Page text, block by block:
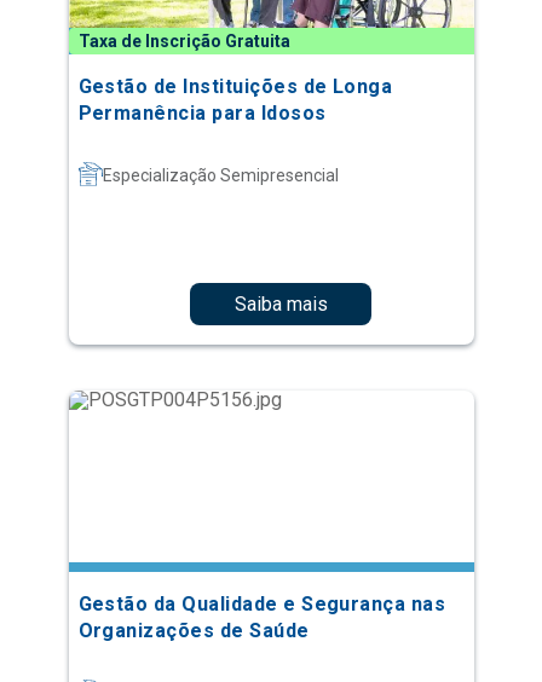
Taxa de Inscrição Gratuita
Gestão de Instituições de Longa
Permanência para Idosos
Especialização Semipresencial
Saiba mais
Gestão da Qualidade e Segurança nas
Organizações de Saúde